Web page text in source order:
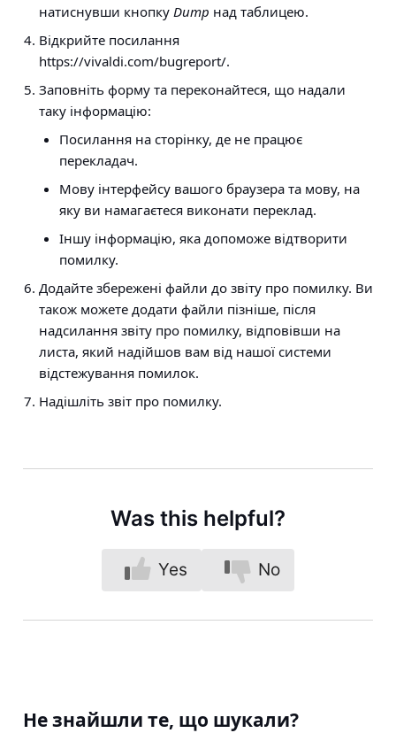
натиснувши кнопку Dump над таблицею.
Відкрийте посилання
https://vivaldi.com/bugreport/.
Заповніть форму та переконайтеся, що надали
таку інформацію:
Посилання на сторінку, де не працює
перекладач.
Мову інтерфейсу вашого браузера та мову, на
яку ви намагаєтеся виконати переклад.
Іншу інформацію, яка допоможе відтворити
помилку.
Додайте збережені файли до звіту про помилку. Ви
також можете додати файли пізніше, після
надсилання звіту про помилку, відповівши на
листа, який надійшов вам від нашої системи
відстежування помилок.
Надішліть звіт про помилку.
Was this helpful?
Yes No
Не знайшли те, що шукали?